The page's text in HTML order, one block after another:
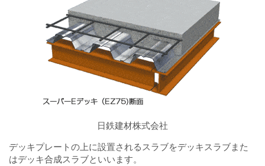
日鉄建材株式会社
デッキプレートの上に設置されるスラブをデッキスラブまた
はデッキ合成スラブといいます。